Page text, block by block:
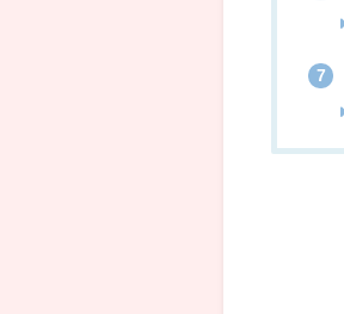
7